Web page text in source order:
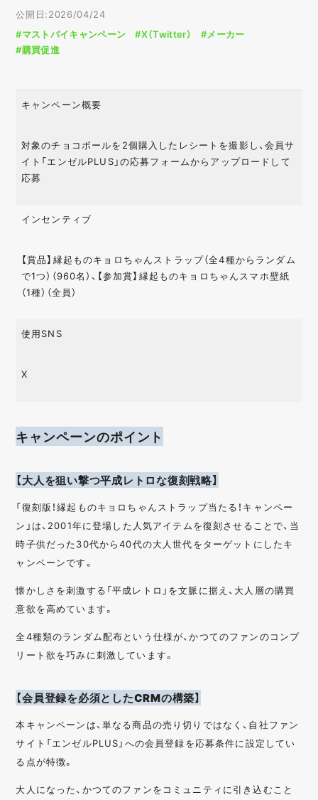
公開日:2026/04/24
#マストバイキャンペーン
#X（Twitter）
#メーカー
#購買促進
キャンペーン概要
対象のチョコボールを2個購入したレシートを撮影し、会員サ
イト「エンゼルPLUS」の応募フォームからアップロードして
応募
インセンティブ
【賞品】縁起ものキョロちゃんストラップ（全4種からランダム
で1つ）（960名）、【参加賞】縁起ものキョロちゃんスマホ壁紙
（1種）（全員）
使用SNS
X
キャンペーンのポイント
【大人を狙い撃つ平成レトロな復刻戦略】
「復刻版！縁起ものキョロちゃんストラップ当たる！キャンペー
ン」は、2001年に登場した人気アイテムを復刻させることで、当
時子供だった30代から40代の大人世代をターゲットにしたキ
ャンペーンです。
懐かしさを刺激する「平成レトロ」を文脈に据え、大人層の購買
意欲を高めています。
全4種類のランダム配布という仕様が、かつてのファンのコンプ
リート欲を巧みに刺激しています。
【会員登録を必須としたCRMの構築】
本キャンペーンは、単なる商品の売り切りではなく、自社ファン
サイト「エンゼルPLUS」への会員登録を応募条件に設定してい
る点が特徴。
大人になった、かつてのファンをコミュニティに引き込むこと